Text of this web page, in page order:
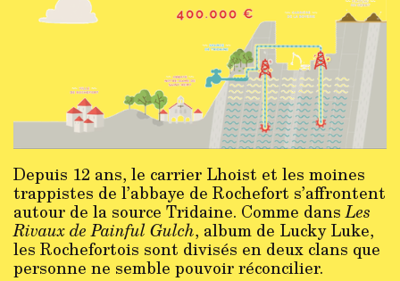
Depuis 12 ans, le carrier Lhoist et les moines
trappistes de l’abbaye de Rochefort s’affrontent
autour de la source Tridaine. Comme dansLes
Rivaux de Painful Gulch, album de Lucky Luke,
les Rochefortois sont divisés en deux clans que
personne ne semble pouvoir réconcilier.